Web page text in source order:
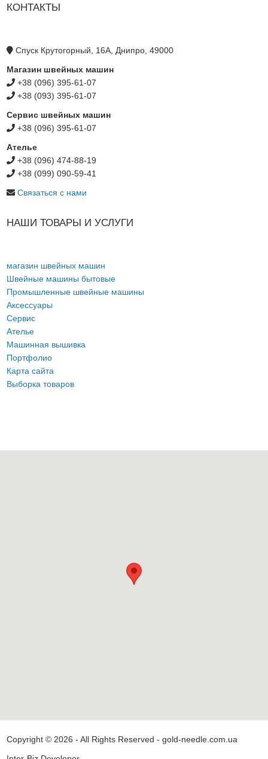
КОНТАКТЫ
Спуск Крутогорный, 16А, Днипро, 49000
Магазин швейных машин
+38 (096) 395-61-07
+38 (093) 395-61-07
Сервис швейных машин
+38 (096) 395-61-07
Ателье
+38 (096) 474-88-19
+38 (099) 090-59-41
Связаться с нами
НАШИ ТОВАРЫ И УСЛУГИ
магазин швейных машин
Швейные машины бытовые
Промышленные швейные машины
Аксессуары
Сервис
Ателье
Машинная вышивка
Портфолио
Карта сайта
Выборка товаров
Copyright © 2026 - All Rights Reserved - gold-needle.com.ua